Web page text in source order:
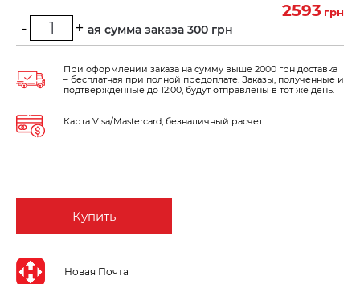
2593 грн
Минимальная сумма заказа 300 грн
- +
Купить
Новая Почта
При оформлении заказа на сумму выше 2000 грн доставка
– бесплатная при полной предоплате. Заказы, полученные и
подтвержденные до 12:00, будут отправлены в тот же день.
Карта Visa/Mastercard, безналичный расчет.